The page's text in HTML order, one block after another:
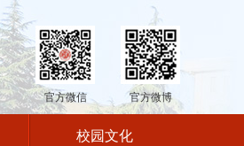
官方微信 官方微博
校园文化